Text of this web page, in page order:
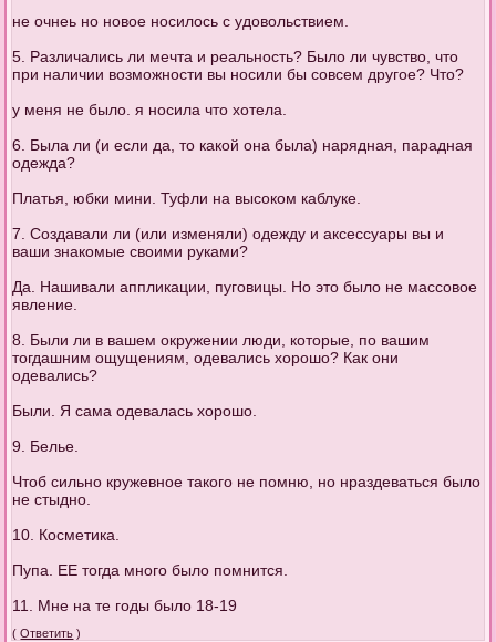
не очнеь но новое носилось с удовольствием.
5. Различались ли мечта и реальность? Было ли чувство, что
при наличии возможности вы носили бы совсем другое? Что?
у меня не было. я носила что хотела.
6. Была ли (и если да, то какой она была) нарядная, парадная
одежда?
Платья, юбки мини. Туфли на высоком каблуке.
7. Создавали ли (или изменяли) одежду и аксессуары вы и
ваши знакомые своими руками?
Да. Нашивали аппликации, пуговицы. Но это было не массовое
явление.
8. Были ли в вашем окружении люди, которые, по вашим
тогдашним ощущениям, одевались хорошо? Как они
одевались?
Были. Я сама одевалась хорошо.
9. Белье.
Чтоб сильно кружевное такого не помню, но нраздеваться было
не стыдно.
10. Косметика.
Пупа. ЕЕ тогда много было помнится.
11. Мне на те годы было 18-19
(Ответить )